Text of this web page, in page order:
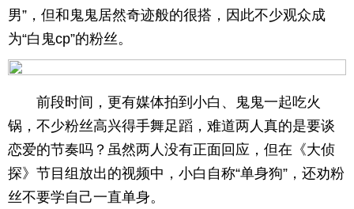
讯
财
富
男”，但和鬼鬼居然奇迹般的很搭，因此不少观众成
为“白鬼cp”的粉丝。
前段时间，更有媒体拍到小白、鬼鬼一起吃火
锅，不少粉丝高兴得手舞足蹈，难道两人真的是要谈
恋爱的节奏吗？虽然两人没有正面回应，但在《大侦
探》节目组放出的视频中，小白自称“单身狗”，还劝粉
丝不要学自己一直单身。